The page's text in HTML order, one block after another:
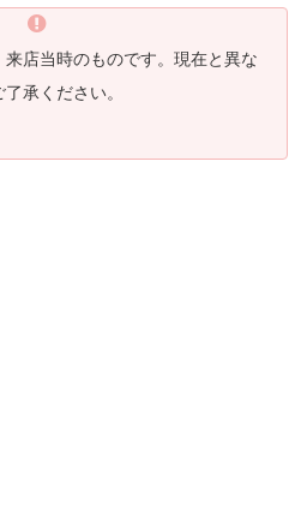
店当時のものです。現在と異な
承ください。